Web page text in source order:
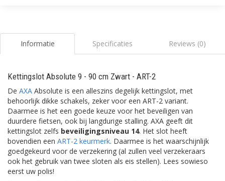
Informatie Specificaties Reviews (0)
Kettingslot Absolute 9 - 90 cm Zwart - ART-2
De AXA Absolute is een alleszins degelijk kettingslot, met
behoorlijk dikke schakels, zeker voor een ART-2 variant.
Daarmee is het een goede keuze voor het beveiligen van
duurdere fietsen, ook bij langdurige stalling. AXA geeft dit
kettingslot zelfs beveiligingsniveau 14. Het slot heeft
bovendien een ART-2 keurmerk. Daarmee is het waarschijnlijk
goedgekeurd voor de verzekering (al zullen veel verzekeraars
ook het gebruik van twee sloten als eis stellen). Lees sowieso
eerst uw polis!